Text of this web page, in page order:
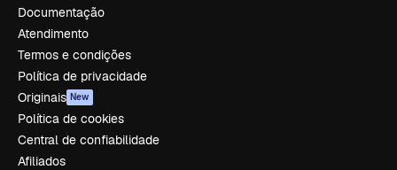
Documentação
Atendimento
Termos e condições
Política de privacidade
Originais New
Política de cookies
Central de confiabilidade
Afiliados